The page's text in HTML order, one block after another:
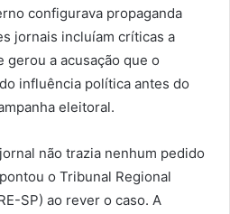
configurava propaganda
jornais incluíam críticas a
a acusação que o
influência política antes do
eleitoral.
não trazia nenhum pedido
o Tribunal Regional
SP) ao rever o caso. A